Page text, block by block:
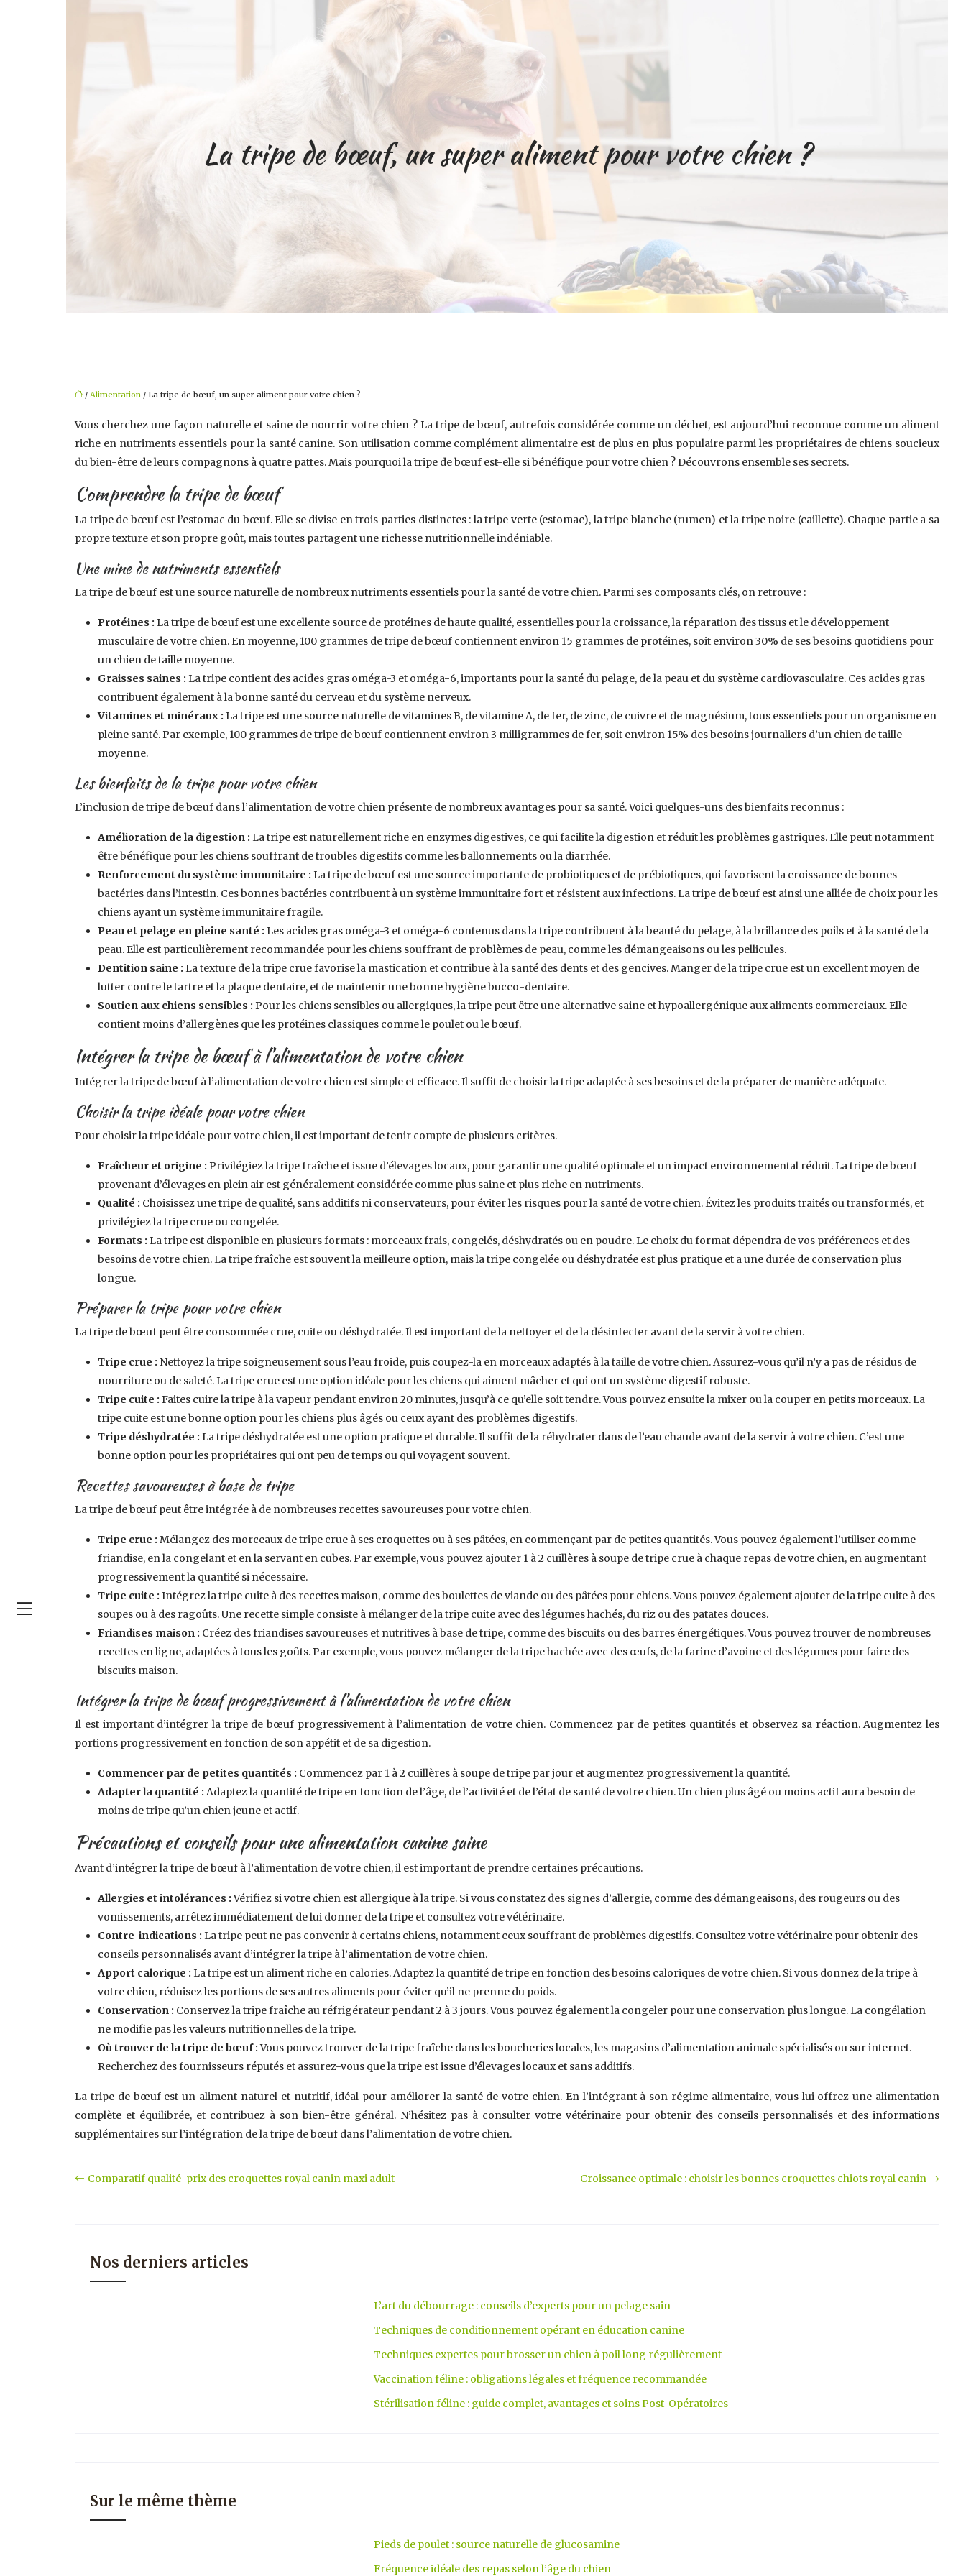
La tripe de bœuf, un super aliment pour votre chien ?
/Alimentation / La tripe de bœuf, un super aliment pour votre chien ?
Vous cherchez une façon naturelle et saine de nourrir votre chien ? La tripe de bœuf, autrefois considérée comme un déchet, est aujourd’hui reconnue comme un aliment
riche en nutriments essentiels pour la santé canine. Son utilisation comme complément alimentaire est de plus en plus populaire parmi les propriétaires de chiens soucieux
du bien-être de leurs compagnons à quatre pattes. Mais pourquoi la tripe de bœuf est-elle si bénéfique pour votre chien ? Découvrons ensemble ses secrets.
Comprendre la tripe de bœuf
La tripe de bœuf est l’estomac du bœuf. Elle se divise en trois parties distinctes : la tripe verte (estomac), la tripe blanche (rumen) et la tripe noire (caillette). Chaque partie a sa
propre texture et son propre goût, mais toutes partagent une richesse nutritionnelle indéniable.
Une mine de nutriments essentiels
La tripe de bœuf est une source naturelle de nombreux nutriments essentiels pour la santé de votre chien. Parmi ses composants clés, on retrouve :
Protéines : La tripe de bœuf est une excellente source de protéines de haute qualité, essentielles pour la croissance, la réparation des tissus et le développement
musculaire de votre chien. En moyenne, 100 grammes de tripe de bœuf contiennent environ 15 grammes de protéines, soit environ 30% de ses besoins quotidiens pour
un chien de taille moyenne.
Graisses saines : La tripe contient des acides gras oméga-3 et oméga-6, importants pour la santé du pelage, de la peau et du système cardiovasculaire. Ces acides gras
contribuent également à la bonne santé du cerveau et du système nerveux.
Vitamines et minéraux : La tripe est une source naturelle de vitamines B, de vitamine A, de fer, de zinc, de cuivre et de magnésium, tous essentiels pour un organisme en
pleine santé. Par exemple, 100 grammes de tripe de bœuf contiennent environ 3 milligrammes de fer, soit environ 15% des besoins journaliers d’un chien de taille
moyenne.
Les bienfaits de la tripe pour votre chien
L’inclusion de tripe de bœuf dans l’alimentation de votre chien présente de nombreux avantages pour sa santé. Voici quelques-uns des bienfaits reconnus :
Amélioration de la digestion : La tripe est naturellement riche en enzymes digestives, ce qui facilite la digestion et réduit les problèmes gastriques. Elle peut notamment
être bénéfique pour les chiens souffrant de troubles digestifs comme les ballonnements ou la diarrhée.
Renforcement du système immunitaire : La tripe de bœuf est une source importante de probiotiques et de prébiotiques, qui favorisent la croissance de bonnes
bactéries dans l’intestin. Ces bonnes bactéries contribuent à un système immunitaire fort et résistent aux infections. La tripe de bœuf est ainsi une alliée de choix pour les
chiens ayant un système immunitaire fragile.
Peau et pelage en pleine santé : Les acides gras oméga-3 et oméga-6 contenus dans la tripe contribuent à la beauté du pelage, à la brillance des poils et à la santé de la
peau. Elle est particulièrement recommandée pour les chiens souffrant de problèmes de peau, comme les démangeaisons ou les pellicules.
Dentition saine : La texture de la tripe crue favorise la mastication et contribue à la santé des dents et des gencives. Manger de la tripe crue est un excellent moyen de
lutter contre le tartre et la plaque dentaire, et de maintenir une bonne hygiène bucco-dentaire.
Soutien aux chiens sensibles :Pour les chiens sensibles ou allergiques, la tripe peut être une alternative saine et hypoallergénique aux aliments commerciaux. Elle
contient moins d’allergènes que les protéines classiques comme le poulet ou le bœuf.
Intégrer la tripe de bœuf à l’alimentation de votre chien
Intégrer la tripe de bœuf à l’alimentation de votre chien est simple et efficace. Il suffit de choisir la tripe adaptée à ses besoins et de la préparer de manière adéquate.
Choisir la tripe idéale pour votre chien
Pour choisir la tripe idéale pour votre chien, il est important de tenir compte de plusieurs critères.
Fraîcheur et origine :Privilégiez la tripe fraîche et issue d’élevages locaux, pour garantir une qualité optimale et un impact environnemental réduit. La tripe de bœuf
provenant d’élevages en plein air est généralement considérée comme plus saine et plus riche en nutriments.
Qualité : Choisissez une tripe de qualité, sans additifs ni conservateurs, pour éviter les risques pour la santé de votre chien. Évitez les produits traités ou transformés, et
privilégiez la tripe crue ou congelée.
Formats : La tripe est disponible en plusieurs formats : morceaux frais, congelés, déshydratés ou en poudre. Le choix du format dépendra de vos préférences et des
besoins de votre chien. La tripe fraîche est souvent la meilleure option, mais la tripe congelée ou déshydratée est plus pratique et a une durée de conservation plus
longue.
Préparer la tripe pour votre chien
La tripe de bœuf peut être consommée crue, cuite ou déshydratée. Il est important de la nettoyer et de la désinfecter avant de la servir à votre chien.
Tripe crue : Nettoyez la tripe soigneusement sous l’eau froide, puis coupez-la en morceaux adaptés à la taille de votre chien. Assurez-vous qu’il n’y a pas de résidus de
nourriture ou de saleté. La tripe crue est une option idéale pour les chiens qui aiment mâcher et qui ont un système digestif robuste.
Tripe cuite :Faites cuire la tripe à la vapeur pendant environ 20 minutes, jusqu’à ce qu’elle soit tendre. Vous pouvez ensuite la mixer ou la couper en petits morceaux. La
tripe cuite est une bonne option pour les chiens plus âgés ou ceux ayant des problèmes digestifs.
Tripe déshydratée : La tripe déshydratée est une option pratique et durable. Il suffit de la réhydrater dans de l’eau chaude avant de la servir à votre chien. C’est une
bonne option pour les propriétaires qui ont peu de temps ou qui voyagent souvent.
Recettes savoureuses à base de tripe
La tripe de bœuf peut être intégrée à de nombreuses recettes savoureuses pour votre chien.
Tripe crue :Mélangez des morceaux de tripe crue à ses croquettes ou à ses pâtées, en commençant par de petites quantités. Vous pouvez également l’utiliser comme
friandise, en la congelant et en la servant en cubes. Par exemple, vous pouvez ajouter 1 à 2 cuillères à soupe de tripe crue à chaque repas de votre chien, en augmentant
progressivement la quantité si nécessaire.
Tripe cuite :Intégrez la tripe cuite à des recettes maison, comme des boulettes de viande ou des pâtées pour chiens. Vous pouvez également ajouter de la tripe cuite à des
soupes ou à des ragoûts. Une recette simple consiste à mélanger de la tripe cuite avec des légumes hachés, du riz ou des patates douces.
Friandises maison : Créez des friandises savoureuses et nutritives à base de tripe, comme des biscuits ou des barres énergétiques. Vous pouvez trouver de nombreuses
recettes en ligne, adaptées à tous les goûts. Par exemple, vous pouvez mélanger de la tripe hachée avec des œufs, de la farine d’avoine et des légumes pour faire des
biscuits maison.
Intégrer la tripe de bœuf progressivement à l’alimentation de votre chien
Il est important d’intégrer la tripe de bœuf progressivement à l’alimentation de votre chien. Commencez par de petites quantités et observez sa réaction. Augmentez les
portions progressivement en fonction de son appétit et de sa digestion.
Commencer par de petites quantités : Commencez par 1 à 2 cuillères à soupe de tripe par jour et augmentez progressivement la quantité.
Adapter la quantité :Adaptez la quantité de tripe en fonction de l’âge, de l’activité et de l’état de santé de votre chien. Un chien plus âgé ou moins actif aura besoin de
moins de tripe qu’un chien jeune et actif.
Précautions et conseils pour une alimentation canine saine
Avant d’intégrer la tripe de bœuf à l’alimentation de votre chien, il est important de prendre certaines précautions.
Allergies et intolérances :Vérifiez si votre chien est allergique à la tripe. Si vous constatez des signes d’allergie, comme des démangeaisons, des rougeurs ou des
vomissements, arrêtez immédiatement de lui donner de la tripe et consultez votre vétérinaire.
Contre-indications : La tripe peut ne pas convenir à certains chiens, notamment ceux souffrant de problèmes digestifs. Consultez votre vétérinaire pour obtenir des
conseils personnalisés avant d’intégrer la tripe à l’alimentation de votre chien.
Apport calorique : La tripe est un aliment riche en calories. Adaptez la quantité de tripe en fonction des besoins caloriques de votre chien. Si vous donnez de la tripe à
votre chien, réduisez les portions de ses autres aliments pour éviter qu’il ne prenne du poids.
Conservation : Conservez la tripe fraîche au réfrigérateur pendant 2 à 3 jours. Vous pouvez également la congeler pour une conservation plus longue. La congélation
ne modifie pas les valeurs nutritionnelles de la tripe.
Où trouver de la tripe de bœuf :Vous pouvez trouver de la tripe fraîche dans les boucheries locales, les magasins d’alimentation animale spécialisés ou sur internet.
Recherchez des fournisseurs réputés et assurez-vous que la tripe est issue d’élevages locaux et sans additifs.
La tripe de bœuf est un aliment naturel et nutritif, idéal pour améliorer la santé de votre chien. En l’intégrant à son régime alimentaire, vous lui offrez une alimentation
complète et équilibrée, et contribuez à son bien-être général. N’hésitez pas à consulter votre vétérinaire pour obtenir des conseils personnalisés et des informations
supplémentaires sur l’intégration de la tripe de bœuf dans l’alimentation de votre chien.
Comparatif qualité-prix des croquettes royal canin maxi adult Croissance optimale : choisir les bonnes croquettes chiots royal canin
Nos derniers articles
L’art du débourrage : conseils d’experts pour un pelage sain
Techniques de conditionnement opérant en éducation canine
Techniques expertes pour brosser un chien à poil long régulièrement
Vaccination féline : obligations légales et fréquence recommandée
Stérilisation féline : guide complet, avantages et soins Post-Opératoires
Sur le même thème
Pieds de poulet : source naturelle de glucosamine
Fréquence idéale des repas selon l’âge du chien